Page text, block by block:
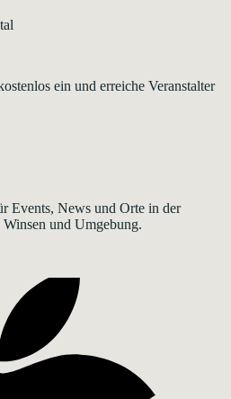
ein und erreiche Veranstalter
Events, News und Orte in der
und Umgebung.